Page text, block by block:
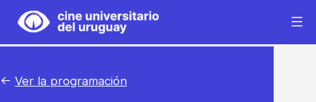
Saltar
contenido
Cine
Universitario
Uruguay
← Ver la programación